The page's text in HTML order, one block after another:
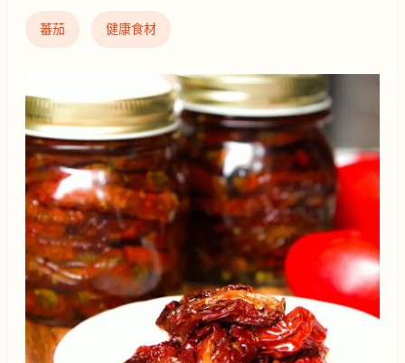
蕃茄 健康食材